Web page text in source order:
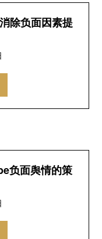
除负面因素提
负面舆情的策